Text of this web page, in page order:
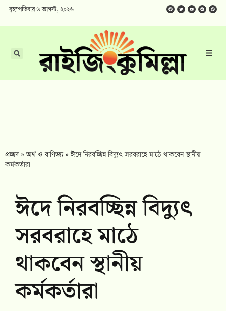
বৃহস্পতিবার ৬ আগস্ট, ২০২৬
প্রচ্ছদ»অর্থ ও বাণিজ্য»ঈদে নিরবচ্ছিন্ন বিদ্যুৎ সরবরাহে মাঠে থাকবেন স্থানীয়
কর্মকর্তারা
ঈদে নিরবচ্ছিন্ন বিদ্যুৎ
সরবরাহে মাঠে
থাকবেন স্থানীয়
কর্মকর্তারা